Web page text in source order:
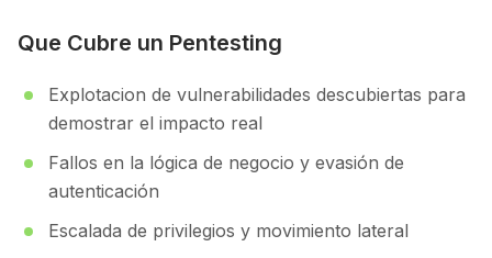
Que Cubre un Pentesting
Explotacion de vulnerabilidades descubiertas para
demostrar el impacto real
Fallos en la lógica de negocio y evasión de
autenticación
Escalada de privilegios y movimiento lateral